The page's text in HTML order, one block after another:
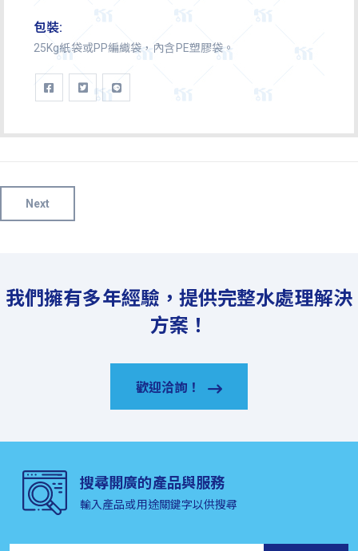
包裝:
25Kg紙袋或PP編織袋，內含PE塑膠袋。
Next
我們擁有多年經驗，提供完整水處理解決
方案！
歡迎洽詢！
搜尋開廣的產品與服務
輸入產品或用途關鍵字以供搜尋